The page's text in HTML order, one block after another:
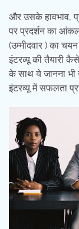
और उसके हावभाव,
पर प्रदर्शन का
(उम्मीदवार ) का
इंटरव्यू की तैयारी
के साथ ये जानना भी
इंटरव्यू में सफलता